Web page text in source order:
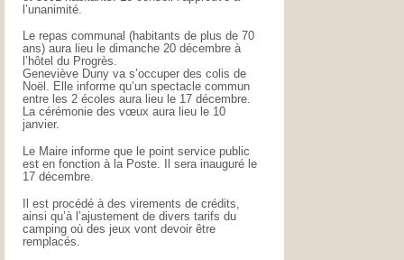
l’unanimité.
Le repas communal (habitants de plus de 70
ans) aura lieu le dimanche 20 décembre à
l’hôtel du Progrès.
Geneviève Duny va s’occuper des colis de
Noël. Elle informe qu’un spectacle commun
entre les 2 écoles aura lieu le 17 décembre.
La cérémonie des vœux aura lieu le 10
janvier.
Le Maire informe que le point service public
est en fonction à la Poste. Il sera inauguré le
17 décembre.
Il est procédé à des virements de crédits,
ainsi qu’à l’ajustement de divers tarifs du
camping où des jeux vont devoir être
remplacés.